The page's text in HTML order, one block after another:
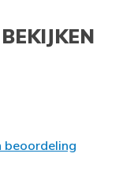
beoordeling